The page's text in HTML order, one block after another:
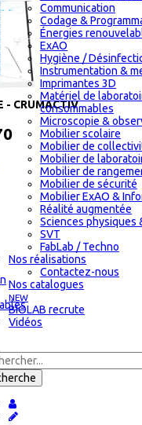
Communication
Codage &
Énergies
ExAO
Hygiène /
Instrumentation &
Imprimantes 3D
Matériel de
consommables
Microscopie &
Mobilier scolaire
Mobilier de
Mobilier de
Mobilier de
Mobilier de sécurité
Mobilier ExAO &
Réalité augmentée
Sciences physiques
SVT
FabLab / Techno
Nos réalisations
Contactez-nous
Nos catalogues
NEW
BIOLAB recrute
Vidéos
- CRUMACTIV